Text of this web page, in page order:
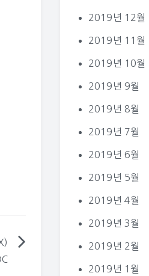
2019년 12월
2019년 11월
2019년 10월
2019년 9월
2019년 8월
2019년 7월
2019년 6월
2019년 5월
2019년 4월
2019년 3월
2019년 2월
2019년 1월